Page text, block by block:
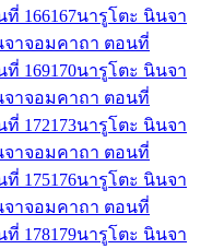
166167นารูโตะ นินจา
จาจอมคาถา ตอนที่
169170นารูโตะ นินจา
จาจอมคาถา ตอนที่
172173นารูโตะ นินจา
จาจอมคาถา ตอนที่
175176นารูโตะ นินจา
จาจอมคาถา ตอนที่
178179นารูโตะ นินจา